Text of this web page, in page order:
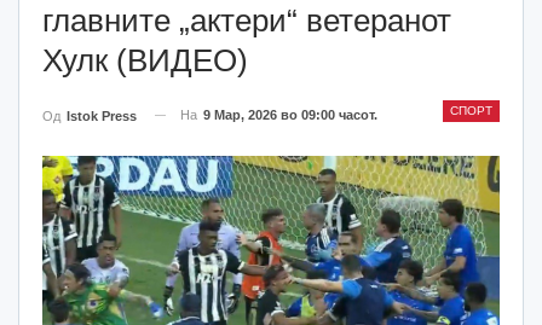
главните „актери“ ветеранот
Хулк (ВИДЕО)
СПОРТ
Од Istok Press На 9 Мар, 2026 во 09:00 часот.